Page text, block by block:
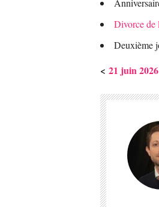
Divorce de
Deuxième
< 21 juin 2026